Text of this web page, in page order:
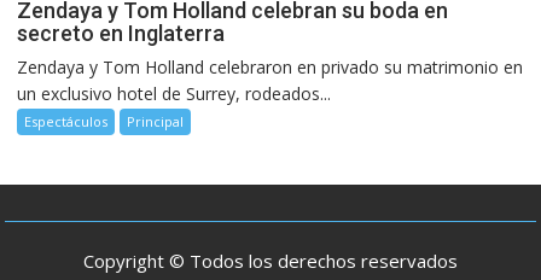
Zendaya y Tom Holland celebran su boda en
secreto en Inglaterra
Zendaya y Tom Holland celebraron en privado su matrimonio en
un exclusivo hotel de Surrey, rodeados...
Espectáculos Principal
Copyright © Todos los derechos reservados